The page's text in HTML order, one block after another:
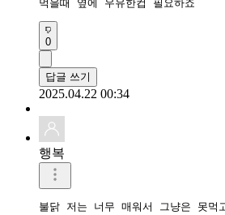
먹을때 옆에 우유한컵 필요하죠
0
답글 쓰기
2025.04.22 00:34
행복
불닭 저는 너무 매워서 그냥은 못먹